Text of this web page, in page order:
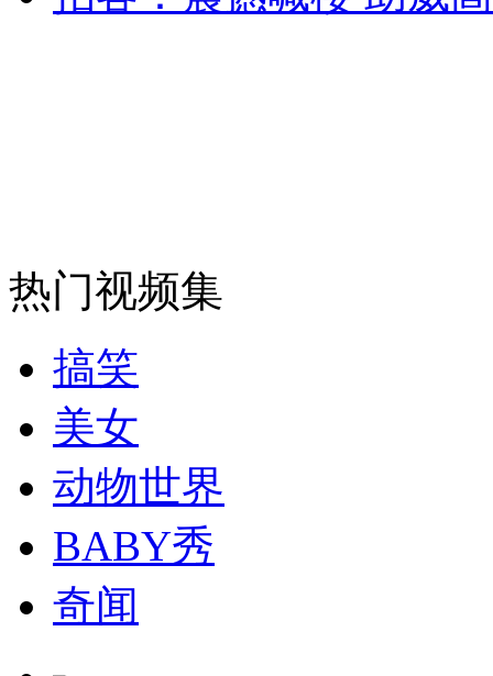
走！跟着总书记去植树
司机酒驾遇交警 急速倒车逃窜
热门视频集
搞笑
美女
动物世界
BABY秀
奇闻